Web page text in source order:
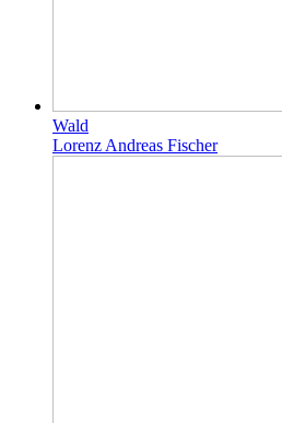
Wald
Lorenz Andreas Fischer